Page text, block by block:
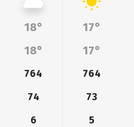
18° 17°
18° 17°
764 764
74 73
6 5